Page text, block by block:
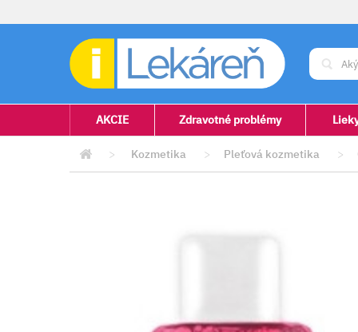
AKCIE Zdravotné problémy
> Kozmetika > Pleťová kozmetika >